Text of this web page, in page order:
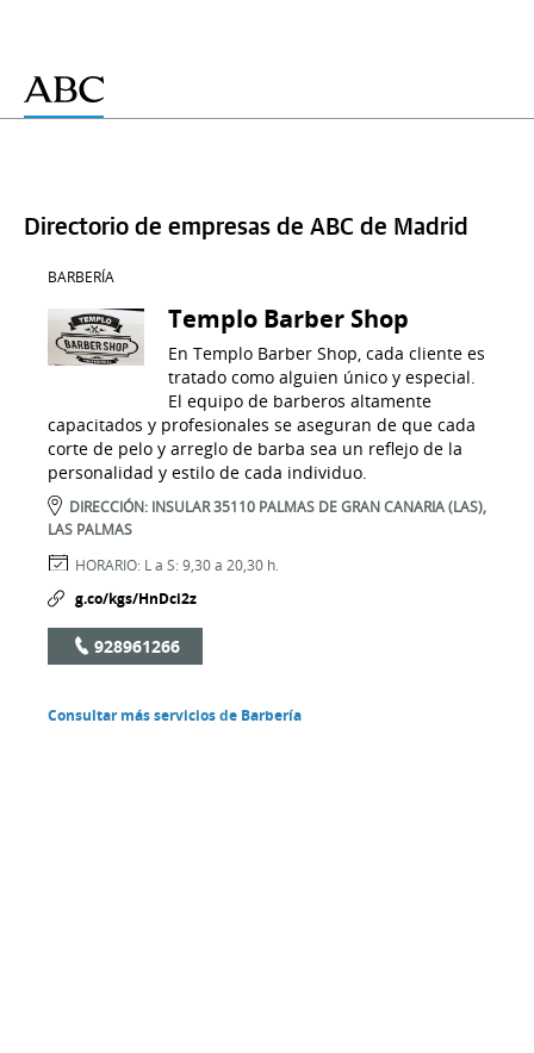
Directorio de empresas de ABC de Madrid
BARBERÍA
Templo Barber Shop
En Templo Barber Shop, cada cliente es
tratado como alguien único y especial.
El equipo de barberos altamente
capacitados y profesionales se aseguran de que cada
corte de pelo y arreglo de barba sea un reflejo de la
personalidad y estilo de cada individuo.
DIRECCIÓN: INSULAR35110 PALMAS DE GRAN CANARIA (LAS),
LAS PALMAS
HORARIO: L a S: 9,30 a 20,30 h.
g.co/kgs/HnDci2z
928961266
Consultar más servicios de Barbería